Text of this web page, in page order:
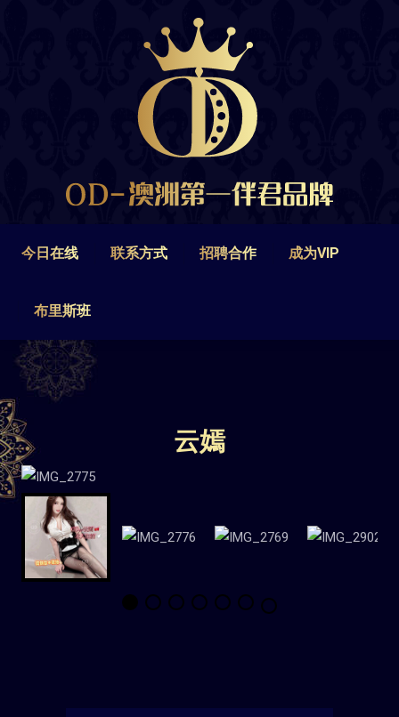
今日在线 联系方式 招聘合作 成为VIP
布里斯班
云嫣
联系方式 招聘合作
布里斯班